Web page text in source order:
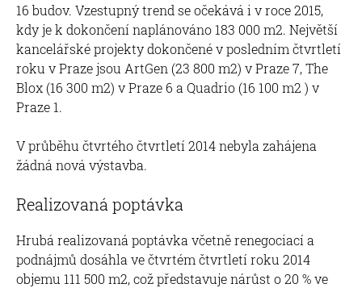
16 budov. Vzestupný trend se očekává i v roce 2015,
kdy je k dokončení naplánováno 183 000 m2. Největší
kancelářské projekty dokončené v posledním čtvrtletí
roku v Praze jsou ArtGen (23 800 m2) v Praze 7, The
Blox (16 300 m2) v Praze 6 a Quadrio (16 100 m2 ) v
Praze 1.
V průběhu čtvrtého čtvrtletí 2014 nebyla zahájena
žádná nová výstavba.
Realizovaná poptávka
Hrubá realizovaná poptávka včetně renegociací a
podnájmů dosáhla ve čtvrtém čtvrtletí roku 2014
objemu 111 500 m2, což představuje nárůst o 20 % ve